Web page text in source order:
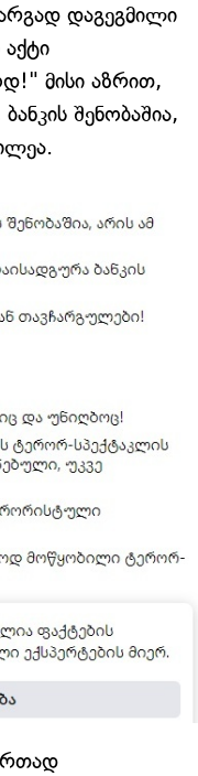
დაგეგმილი
მისი აზრით,
შენობაშია,